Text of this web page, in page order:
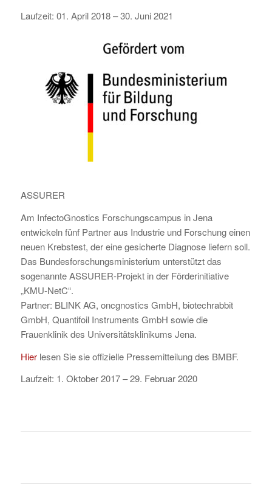
Laufzeit: 01. April 2018 – 30. Juni 2021
ASSURER
Am InfectoGnostics Forschungscampus in Jena
entwickeln fünf Partner aus Industrie und Forschung einen
neuen Krebstest, der eine gesicherte Diagnose liefern soll.
Das Bundesforschungsministerium unterstützt das
sogenannte ASSURER-Projekt in der Förderinitiative
„KMU-NetC“.
Partner: BLINK AG, oncgnostics GmbH, biotechrabbit
GmbH, Quantifoil Instruments GmbH sowie die
Frauenklinik des Universitätsklinikums Jena.
Hierlesen Sie sie offizielle Pressemitteilung des BMBF.
Laufzeit: 1. Oktober 2017 – 29. Februar 2020